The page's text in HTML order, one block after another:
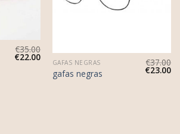
€35.00
€22.00
GAFAS NEGRAS
gafas negras
€37.00
€23.00